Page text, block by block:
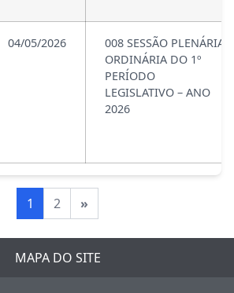
04/05/2026
008 SESSÃO PLENÁRIA
ORDINÁRIA DO 1º
PERÍODO
LEGISLATIVO – ANO
2026
1 2 »
MAPA DO SITE